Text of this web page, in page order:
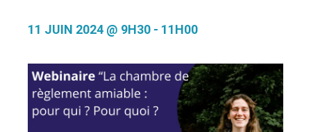
11 JUIN 2024 @ 9H30 - 11H00